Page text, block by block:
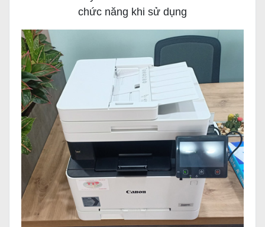
chức năng khi sử dụng